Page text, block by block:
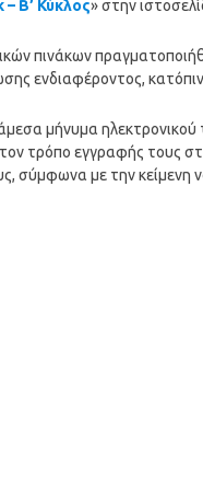
Β’ Κύκλος» στην
πινάκων
ενδιαφέροντος,
μήνυμα
τον τρόπο εγγραφής τους
σύμφωνα με την κείμενη